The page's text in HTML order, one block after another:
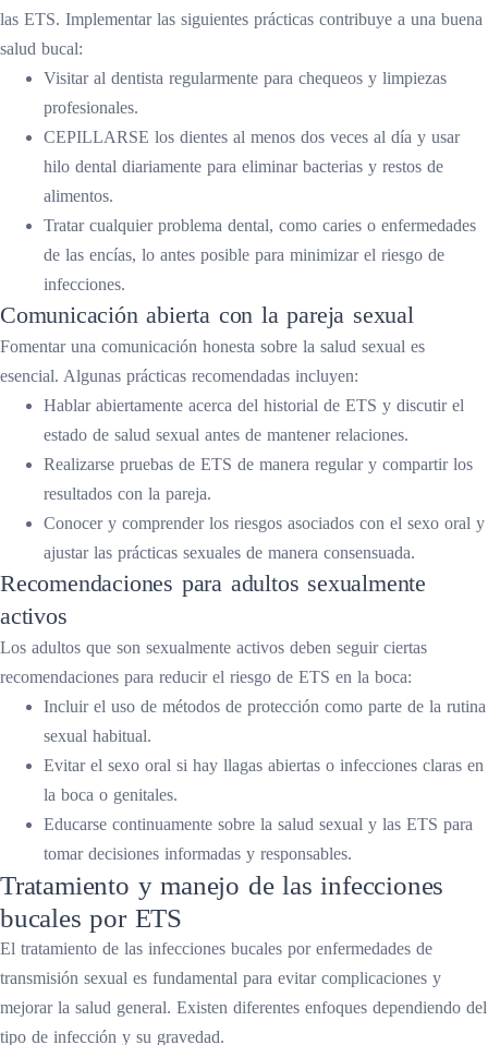
las ETS. Implementar las siguientes prácticas contribuye a una buena
salud bucal:
Visitar al dentista regularmente para chequeos y limpiezas
profesionales.
CEPILLARSE los dientes al menos dos veces al día y usar
hilo dental diariamente para eliminar bacterias y restos de
alimentos.
Tratar cualquier problema dental, como caries o enfermedades
de las encías, lo antes posible para minimizar el riesgo de
infecciones.
Comunicación abierta con la pareja sexual
Fomentar una comunicación honesta sobre la salud sexual es
esencial. Algunas prácticas recomendadas incluyen:
Hablar abiertamente acerca del historial de ETS y discutir el
estado de salud sexual antes de mantener relaciones.
Realizarse pruebas de ETS de manera regular y compartir los
resultados con la pareja.
Conocer y comprender los riesgos asociados con el sexo oral y
ajustar las prácticas sexuales de manera consensuada.
Recomendaciones para adultos sexualmente
activos
Los adultos que son sexualmente activos deben seguir ciertas
recomendaciones para reducir el riesgo de ETS en la boca:
Incluir el uso de métodos de protección como parte de la rutina
sexual habitual.
Evitar el sexo oral si hay llagas abiertas o infecciones claras en
la boca o genitales.
Educarse continuamente sobre la salud sexual y las ETS para
tomar decisiones informadas y responsables.
Tratamiento y manejo de las infecciones
bucales por ETS
El tratamiento de las infecciones bucales por enfermedades de
transmisión sexual es fundamental para evitar complicaciones y
mejorar la salud general. Existen diferentes enfoques dependiendo del
tipo de infección y su gravedad.